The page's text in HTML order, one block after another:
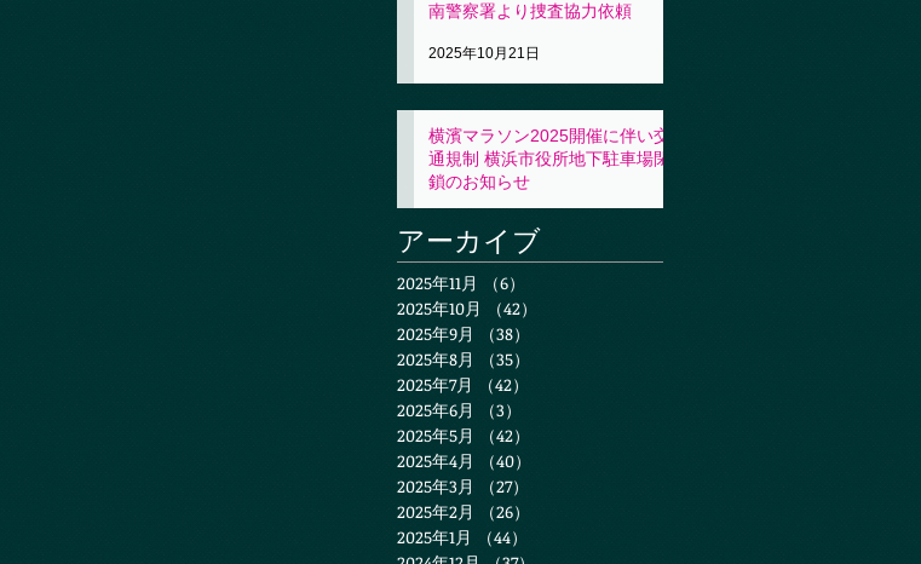
南警察署より捜査協力依頼
2025年10月21日
横濱マラソン2025開催に伴い交
通規制 横浜市役所地下駐車場閉
鎖のお知らせ
アーカイブ
2025年11月 （6）
2025年10月
（42）
2025年9月
（38）
2025年8月
（35）
2025年7月
（42）
2025年6月
（3）
2025年5月
（42）
2025年4月
（40）
2025年3月
（27）
2025年2月
（26）
2025年1月
（44）